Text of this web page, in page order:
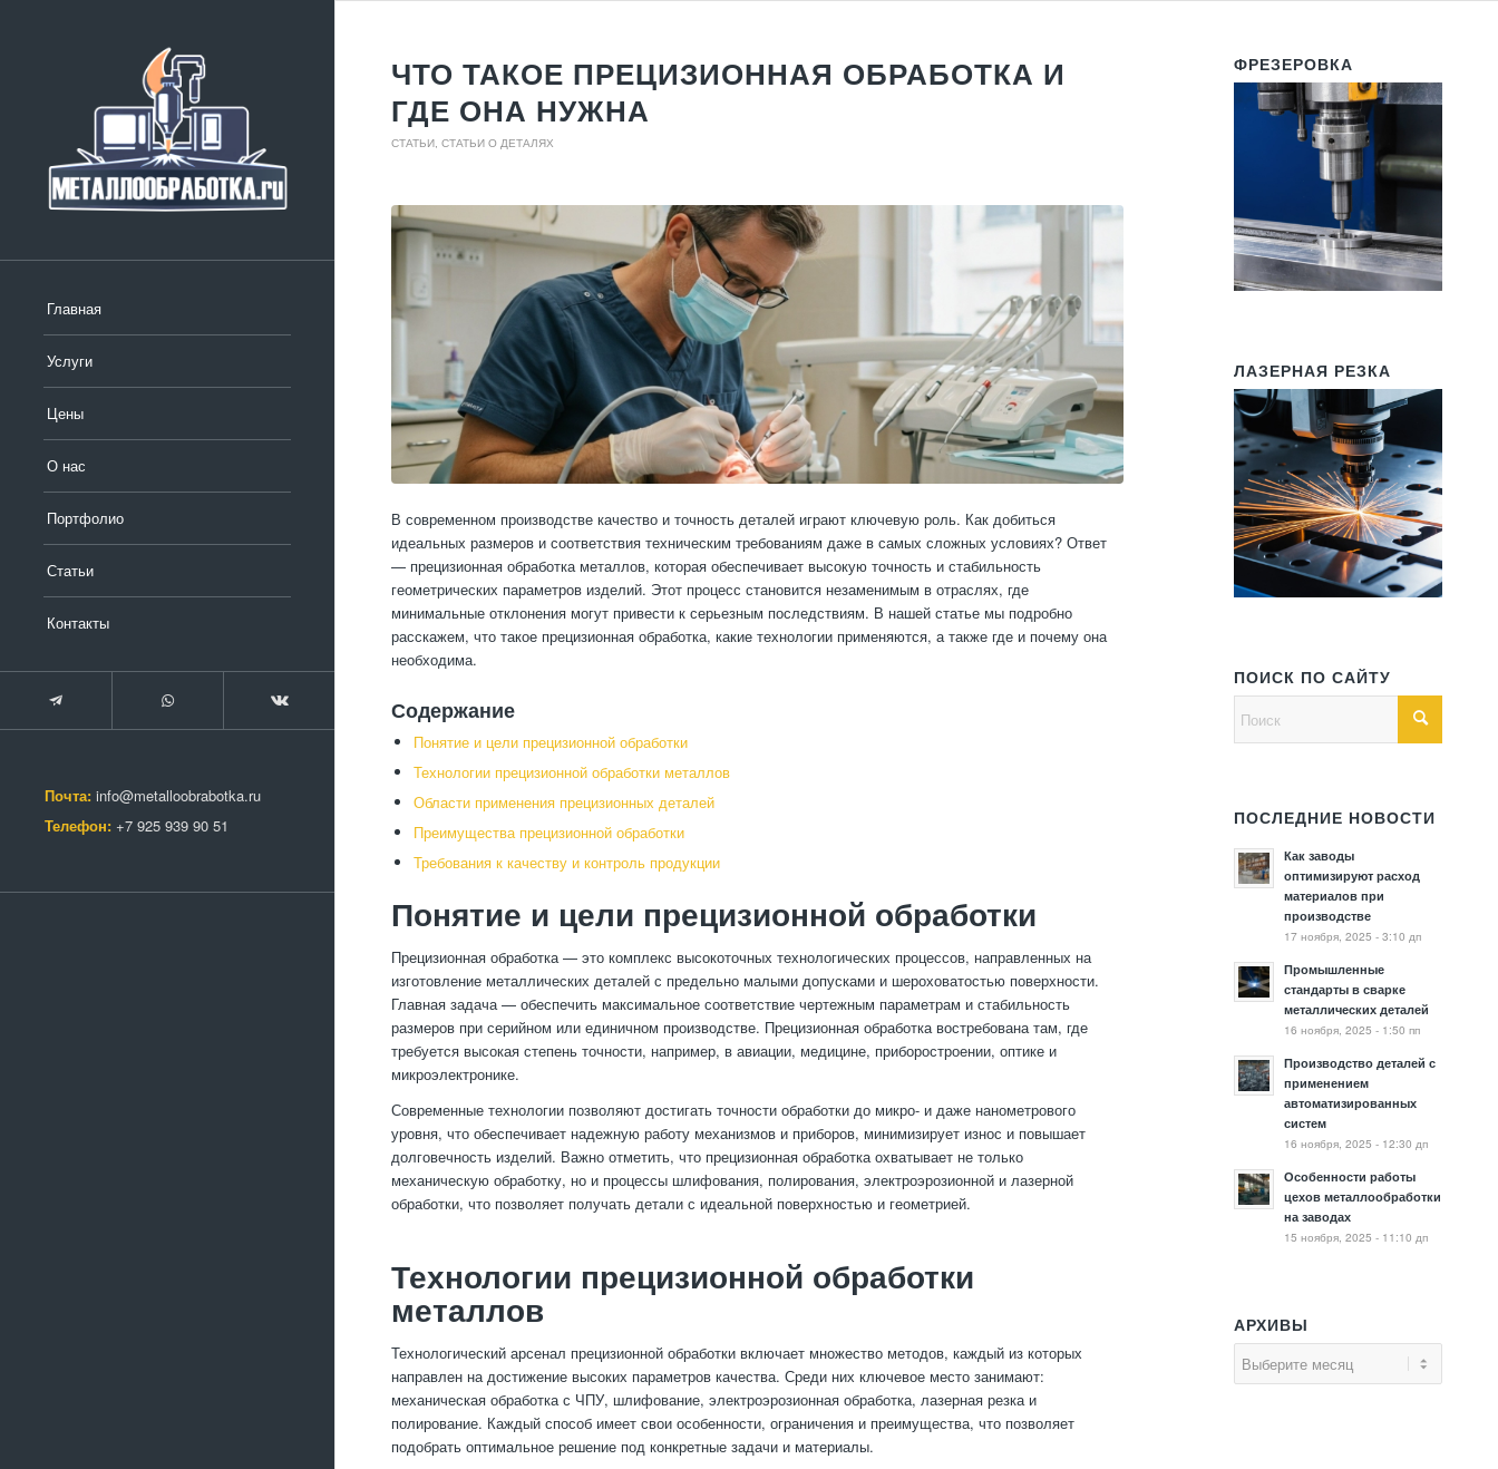
Главная
Услуги
Цены
О нас
Портфолио
Статьи
Контакты
Почта: info@metalloobrabotka.ru
Телефон: +7 925 939 90 51
ЧТО ТАКОЕ ПРЕЦИЗИОННАЯ ОБРАБОТКА И
ГДЕ ОНА НУЖНА
СТАТЬИ СТАТЬИ О ДЕТАЛЯХ
В современном производстве качество и точность деталей играют ключевую роль. Как добиться
идеальных размеров и соответствия техническим требованиям даже в самых сложных условиях? Ответ
— прецизионная обработка металлов, которая обеспечивает высокую точность и стабильность
геометрических параметров изделий. Этот процесс становится незаменимым в отраслях, где
минимальные отклонения могут привести к серьезным последствиям. В нашей статье мы подробно
расскажем, что такое прецизионная обработка, какие технологии применяются, а также где и почему она
необходима.
Содержание
Понятие и цели прецизионной обработки
Технологии прецизионной обработки металлов
Области применения прецизионных деталей
Преимущества прецизионной обработки
Требования к качеству и контроль продукции
Понятие и цели прецизионной обработки
Прецизионная обработка — это комплекс высокоточных технологических процессов, направленных на
изготовление металлических деталей с предельно малыми допусками и шероховатостью поверхности.
Главная задача — обеспечить максимальное соответствие чертежным параметрам и стабильность
размеров при серийном или единичном производстве. Прецизионная обработка востребована там, где
требуется высокая степень точности, например, в авиации, медицине, приборостроении, оптике и
микроэлектронике.
Современные технологии позволяют достигать точности обработки до микро- и даже нанометрового
уровня, что обеспечивает надежную работу механизмов и приборов, минимизирует износ и повышает
долговечность изделий. Важно отметить, что прецизионная обработка охватывает не только
механическую обработку, но и процессы шлифования, полирования, электроэрозионной и лазерной
обработки, что позволяет получать детали с идеальной поверхностью и геометрией.
Технологии прецизионной обработки
металлов
Технологический арсенал прецизионной обработки включает множество методов, каждый из которых
направлен на достижение высоких параметров качества. Среди них ключевое место занимают:
механическая обработка с ЧПУ, шлифование, электроэрозионная обработка, лазерная резка и
полирование. Каждый способ имеет свои особенности, ограничения и преимущества, что позволяет
подобрать оптимальное решение под конкретные задачи и материалы.
ФРЕЗЕРОВКА
ЛАЗЕРНАЯ РЕЗКА
ПОИСК ПО САЙТУ
ПОСЛЕДНИЕ НОВОСТИ
Как заводы
оптимизируют расход
материалов при
производстве
17 ноября, 2025 - 3:10 дп
Промышленные
стандарты в сварке
металлических деталей
16 ноября, 2025 - 1:50 пп
Производство деталей с
применением
автоматизированных
систем
16 ноября, 2025 - 12:30 дп
Особенности работы
цехов металлообработки
на заводах
15 ноября, 2025 - 11:10 дп
АРХИВЫ